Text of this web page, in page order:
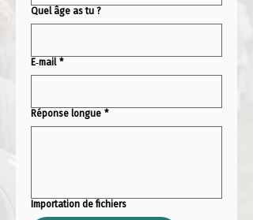
Quel âge as tu ?
E‑mail *
Réponse longue *
Importation de fichiers